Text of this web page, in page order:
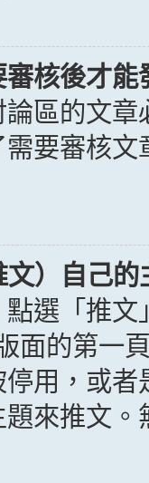
核後才能
區的文
要審核
）自己的
選「推
面的第一
用，或
來推文